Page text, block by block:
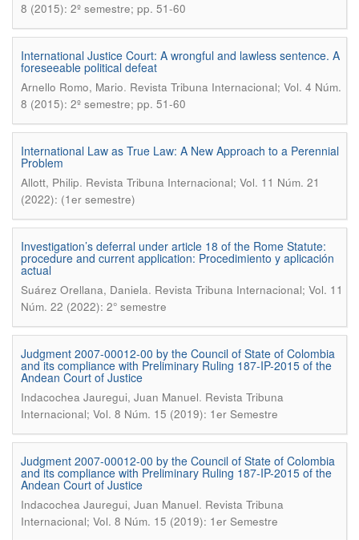
8 (2015): 2º semestre; pp. 51-60
International Justice Court: A wrongful and lawless sentence. A
foreseeable political defeat
Arnello Romo, Mario. Revista Tribuna Internacional; Vol. 4 Núm.
8 (2015): 2º semestre; pp. 51-60
International Law as True Law: A New Approach to a Perennial
Problem
Allott, Philip. Revista Tribuna Internacional; Vol. 11 Núm. 21
(2022): (1er semestre)
Investigation’s deferral under article 18 of the Rome Statute:
procedure and current application: Procedimiento y aplicación
actual
Suárez Orellana, Daniela. Revista Tribuna Internacional; Vol. 11
Núm. 22 (2022): 2° semestre
Judgment 2007-00012-00 by the Council of State of Colombia
and its compliance with Preliminary Ruling 187-IP-2015 of the
Andean Court of Justice
Indacochea Jauregui, Juan Manuel. Revista Tribuna
Internacional; Vol. 8 Núm. 15 (2019): 1er Semestre
Judgment 2007-00012-00 by the Council of State of Colombia
and its compliance with Preliminary Ruling 187-IP-2015 of the
Andean Court of Justice
Indacochea Jauregui, Juan Manuel. Revista Tribuna
Internacional; Vol. 8 Núm. 15 (2019): 1er Semestre